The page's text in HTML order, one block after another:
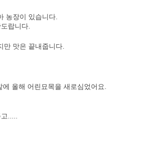
농장이 있습니다.
랍니다.
만 맛은 끝내줍니다.
올해 어린묘목을 새로심었어요.
.....